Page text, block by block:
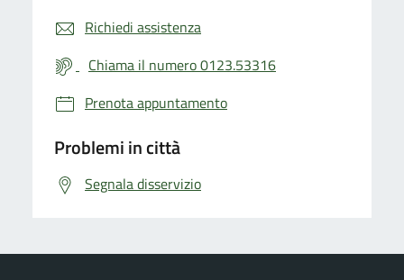
Richiedi assistenza
Chiama il numero 0123.53316
Prenota appuntamento
Problemi in città
Segnala disservizio